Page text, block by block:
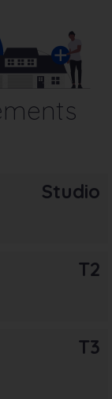
Studio
T2
T3